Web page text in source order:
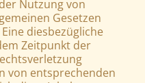
Nutzung von
Gesetzen
diesbezügliche
Zeitpunkt der
von entsprechenden